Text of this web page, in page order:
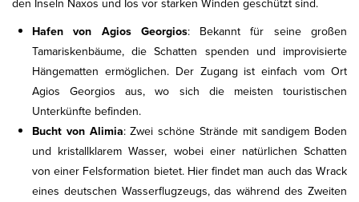
den Inseln Naxos und Ios vor starken Winden geschützt sind.
Hafen von Agios Georgios: Bekannt für seine großen
Tamariskenbäume, die Schatten spenden und improvisierte
Hängematten ermöglichen. Der Zugang ist einfach vom Ort
Agios Georgios aus, wo sich die meisten touristischen
Unterkünfte befinden.
Bucht von Alimia: Zwei schöne Strände mit sandigem Boden
und kristallklarem Wasser, wobei einer natürlichen Schatten
von einer Felsformation bietet. Hier findet man auch das Wrack
eines deutschen Wasserflugzeugs, das während des Zweiten